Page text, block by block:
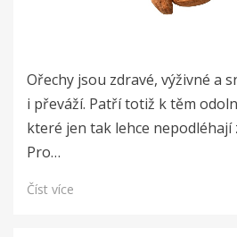
Ořechy jsou zdravé, výživné a
i převáží. Patří totiž k těm
které jen tak lehce nepodléhají
Pro…
Číst více